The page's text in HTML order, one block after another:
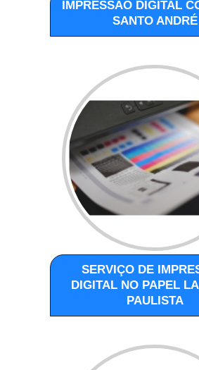
IMPRESSÃO DIGITAL
SANTO ANDRÉ
SERVIÇO DE
DIGITAL NO PAPEL
PAULISTA